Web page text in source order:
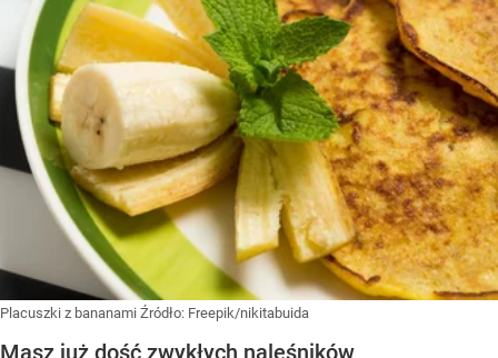
Placuszki z bananami Źródło: Freepik/nikitabuida
Masz już dość zwykłych naleśników